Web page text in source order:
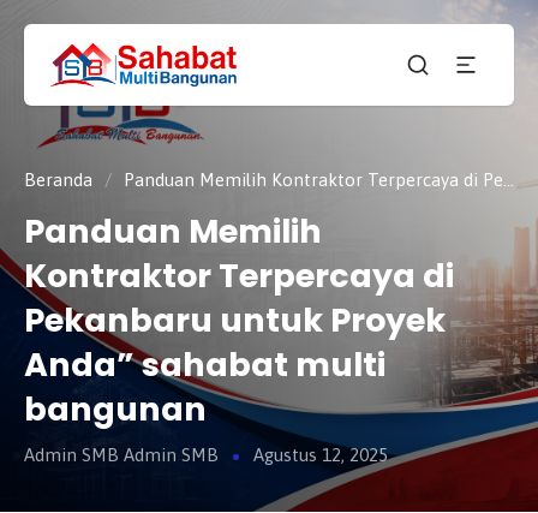
CV.
SAHABAT
MULTI
BANGUNAN
Sahabat
Pembangunan Anda
Beranda / Panduan Memilih Kontraktor Terpercaya di Pekanbaru untuk Proyek Anda” sahabat multi bangunan
Panduan Memilih
Kontraktor Terpercaya di
Pekanbaru untuk Proyek
Anda” sahabat multi
bangunan
Admin SMB Admin SMB Agustus 12, 2025